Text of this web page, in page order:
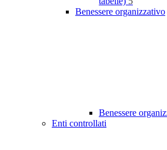
Benessere organizzativo
Benessere
Enti controllati